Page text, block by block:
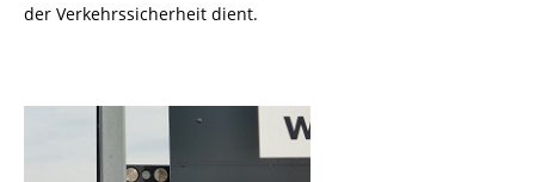
der Verkehrssicherheit dient.